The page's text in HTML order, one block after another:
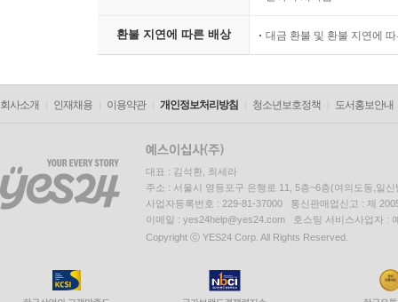
환불 지연에 따른 배상 대금 환불 및 환불 지연에
회사소개 인재채용 이용약관 개인정보처리방침 청소년보호정책 도서홍보안내
대표 : 김석환, 최세라
주소 : 서울시 영등포구 은행로 11, 5층~6층(여의도동,일신
사업자등록번호 : 229-81-37000 통신판매업신고 : 제
이메일 : yes24help@yes24.com 호스팅 서비스사업자 :
Copyright ⓒ YES24 Corp. All Rights Reserved.